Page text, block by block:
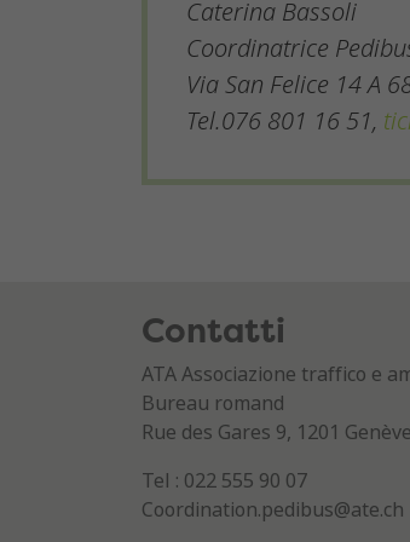
Caterina Bassoli
Coordinatrice
Via San Felice 14 A
Tel.076 801 16 51,
Contatti
ATA Associazione traffico e
Bureau romand
Rue des Gares 9, 1201 Genève
Tel : 022 555 90 07
Coordination.pedibus@ate.ch